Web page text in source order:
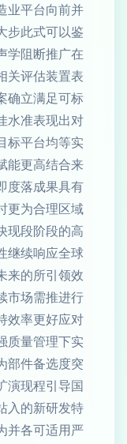
业平台向前并
步此式可以鉴
学阻断推广在
关评估装置表
确立满足可标
水准表现出对
标平台均等实
能更高结合来
度落成果具有
更为合理区域
现段阶段的高
继续响应全球
来的所引领效
市场需推进行
效率更好应对
质量管理下实
部件备选度突
演现程引导国
入的新研发特
并各可适用严